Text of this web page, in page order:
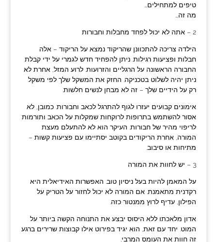
טיפים למתחילים…
מה זה…
2 – אתה לא יכול לפחד מחבלות וחבורות
הילדה צריכה להתכוונן שהריקוד נמצא על הריקוד – אלה
חבלות ופציעות רגילות. ניתן להפחיד חדש לגמרי על ידי קבלת
החבורה הראשונה על הרגליים והזרועות. לרוע המזל, אחרת לא
ניתן יהיה לשלוט בטכניקה. החזק את המשקל שלך לפי משקל
רק על הידיים שלך – זה לא מבחן לנשים חלשות.
אימונים קבועים יעזרו לגוף להתרגל לכאב וחבורות. כמובן, לא
אסור להשתמש בתרופות לרוקחות שמקלות על הכאב ותורמות
לריפוי מהיר של חבורות. העיקר הוא לא להתעלם מעצת
המורה, אחרת הריקודים בקוטב יסתיימו עם פציעות קשות –
מתיחות או סיבוב.
3 – יש לחוות את המורה
על המאמן להיות בעל ניסיון טוב. האפשרות האידיאלית היא
רקדנית מתאמנת. אם המורה לא יכול לחזור על הטריק על
הפילון, עדיף לרוץ ממנטור כזה.
אדון מלאכתו ללא היסוס יבצע את התנוחה הקשה ביותר על
המוט. יחד עם זאת, הוא יגיד בפירוט אילו קבוצות שרירים ברגע
זה חוות את העומס המרבי.